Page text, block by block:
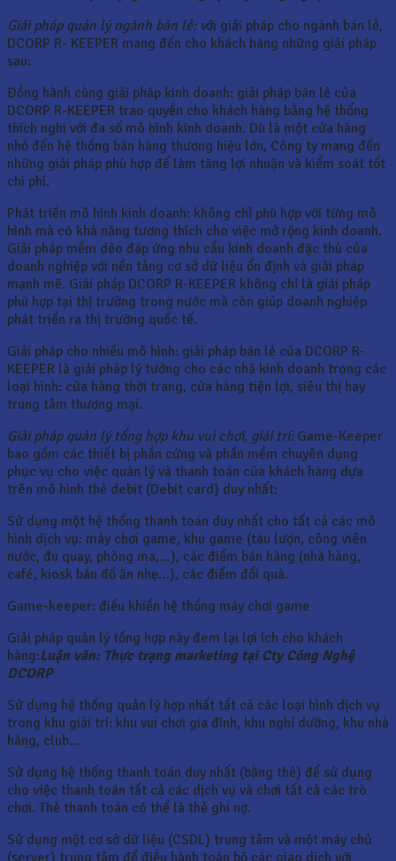
Giải pháp quản lý ngành bán lẻ: với giải pháp cho ngành bán lẻ,
DCORP R- KEEPER mang đến cho khách hàng những giải pháp
sau:
Đồng hành cùng giải pháp kinh doanh: giải pháp bán lẻ của
DCORP R-KEEPER trao quyền cho khách hàng bằng hệ thống
thích nghi với đa số mô hình kinh doanh. Dù là một cửa hàng
nhỏ đến hệ thống bán hàng thương hiệu lớn, Công ty mang đến
những giải pháp phù hợp để làm tăng lợi nhuận và kiểm soát tốt
chi phí.
Phát triển mô hình kinh doanh: không chỉ phù hợp với từng mô
hình mà có khả năng tương thích cho việc mở rộng kinh doanh.
Giải pháp mềm dẻo đáp ứng nhu cầu kinh doanh đặc thù của
doanh nghiệp với nền tảng cơ sở dữ liệu ổn định và giải pháp
mạnh mẽ. Giải pháp DCORP R-KEEPER không chỉ là giải pháp
phù hợp tại thị trường trong nước mà còn giúp doanh nghiệp
phát triển ra thị trường quốc tế.
Giải pháp cho nhiều mô hình: giải pháp bán lẻ của DCORP R-
KEEPER là giải pháp lý tưởng cho các nhà kinh doanh trong các
loại hình: cửa hàng thời trang, cửa hàng tiện lợi, siêu thị hay
trung tâm thương mại.
Giải pháp quản lý tổng hợp khu vui chơi, giải trí:Game-Keeper
bao gồm các thiết bị phần cứng và phần mềm chuyên dụng
phục vụ cho việc quản lý và thanh toán của khách hàng dựa
trên mô hình thẻ debit (Debit card) duy nhất:
Sử dụng một hệ thống thanh toán duy nhất cho tất cả các mô
hình dịch vụ: máy chơi game, khu game (tàu lượn, công viên
nước, đu quay, phòng ma,…), các điểm bán hàng (nhà hàng,
café, kiosk bán đồ ăn nhẹ…), các điểm đổi quà.
Game-keeper: điều khiển hệ thống máy chơi game
Giải pháp quản lý tổng hợp này đem lại lợi ích cho khách
hàng:Luận văn: Thực trạng marketing tại Cty Công Nghệ
DCORP
Sử dụng hệ thống quản lý hợp nhất tất cả các loại hình dịch vụ
trong khu giải trí: khu vui chơi gia đình, khu nghỉ dưỡng, khu nhà
hàng, club…
Sử dụng hệ thống thanh toán duy nhất (bằng thẻ) để sử dụng
cho việc thanh toán tất cả các dịch vụ và chơi tất cả các trò
chơi. Thẻ thanh toán có thể là thẻ ghi nợ.
Sử dụng một cơ sở dữ liệu (CSDL) trung tâm và một máy chủ
(server) trung tâm để điều hành toàn bộ các giao dịch với